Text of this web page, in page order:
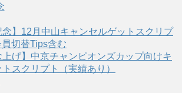
念】12月中山キャンセルゲットスクリプ
切替Tips含む
上げ】中京チャンピオンズカップ向けキ
スクリプト（実績あり）